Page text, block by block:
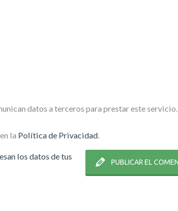
datos a terceros para prestar este servicio.
la Política de Privacidad.
los datos de tus